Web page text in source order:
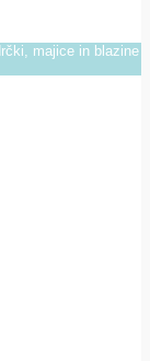
majice in blazine